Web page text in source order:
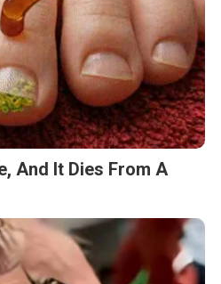
And It Dies From A